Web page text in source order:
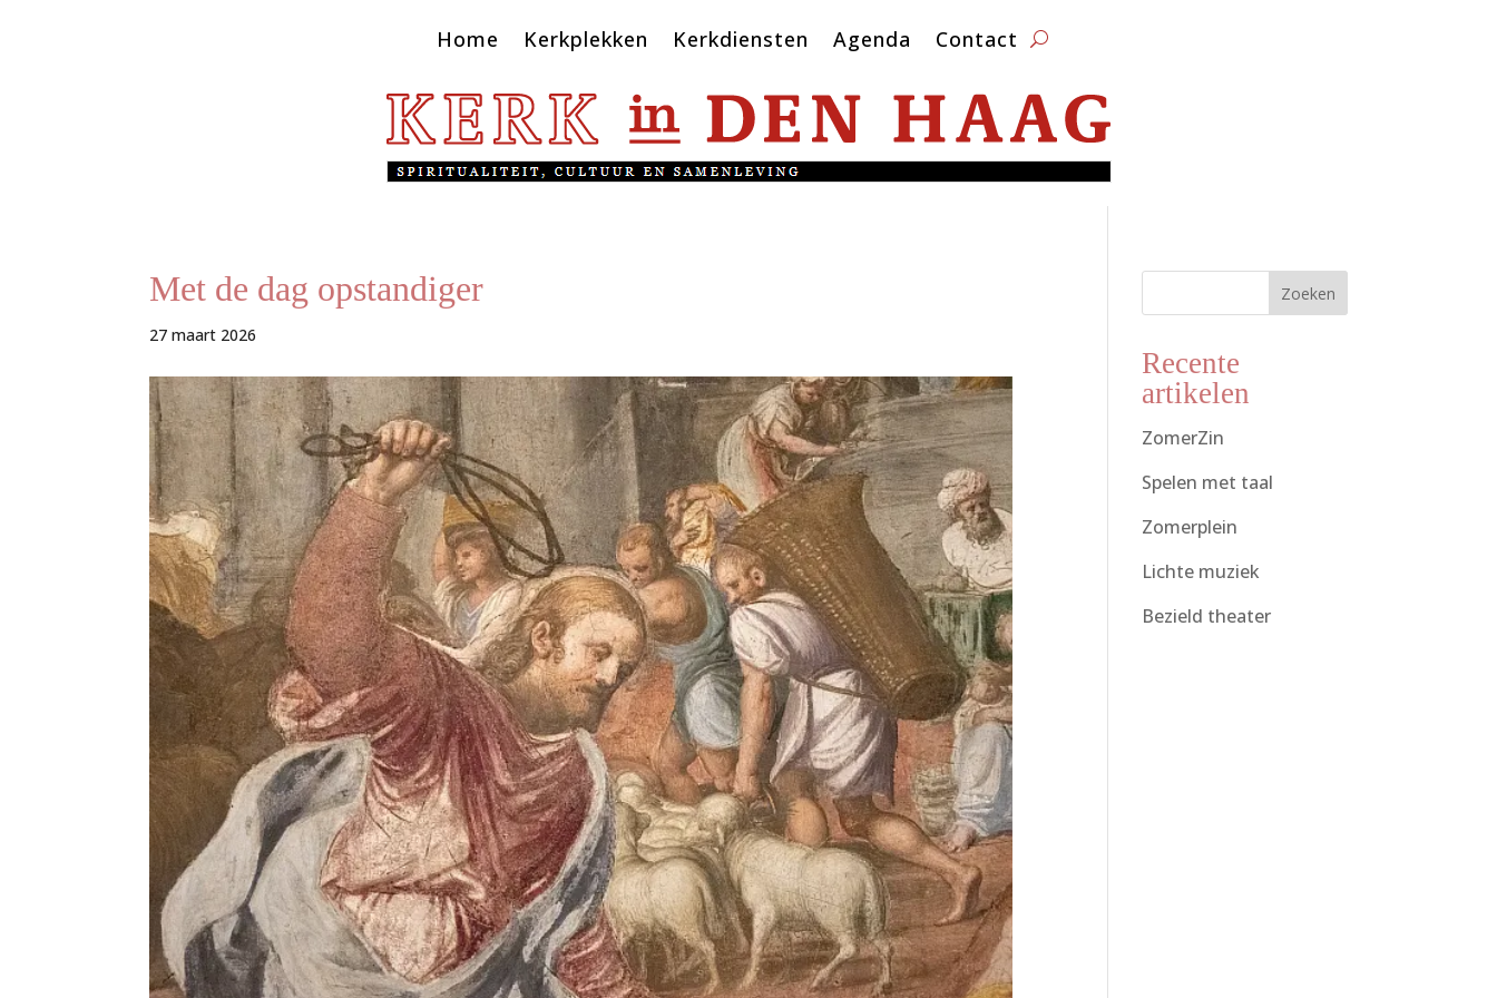
Home Kerkplekken Kerkdiensten Agenda Contact
Met de dag opstandiger
27 maart 2026
Zoeken
Recente
artikelen
ZomerZin
Spelen met taal
Zomerplein
Lichte muziek
Bezield theater